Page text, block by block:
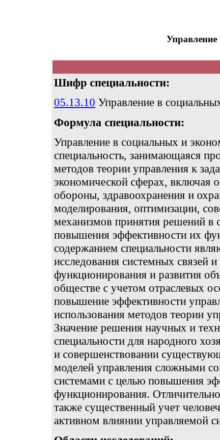
Управление
Шифр специальности:
05.13.10 Управление в
Формула специальности:
Управление в социальных и
специальность, занимающаяся
методов теории управления к
экономической сферах, включая
обороны, здравоохранения и
моделирования, оптимизации,
механизмов принятия решений в
повышения эффективности их
содержанием специальности
исследования системных связей
функционирования и развития
обществе с учетом отраслевых
повышение эффективности
использования методов теории
Значение решения научных и
специальности для народного
и совершенствовании
моделей управления сложными
системами с целью повышения
функционирования.
также существенный учет
активном влиянии управляемой